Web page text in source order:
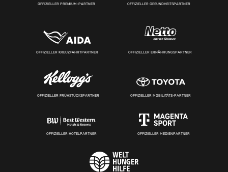
OFFIZIELLER PREMIUM-PARTNER OFFIZIELLER GESUNDHEITSPARTNER
OFFIZIELLER KREUZFAHRTPARTNER OFFIZIELLER ERNÄHRUNGSPARTNER
OFFIZIELLER FRÜHSTÜCKSPARTNER OFFIZIELLER MOBILITÄTS-PARTNER
OFFIZIELLER HOTELPARTNER OFFIZIELLER MEDIENPARTNER